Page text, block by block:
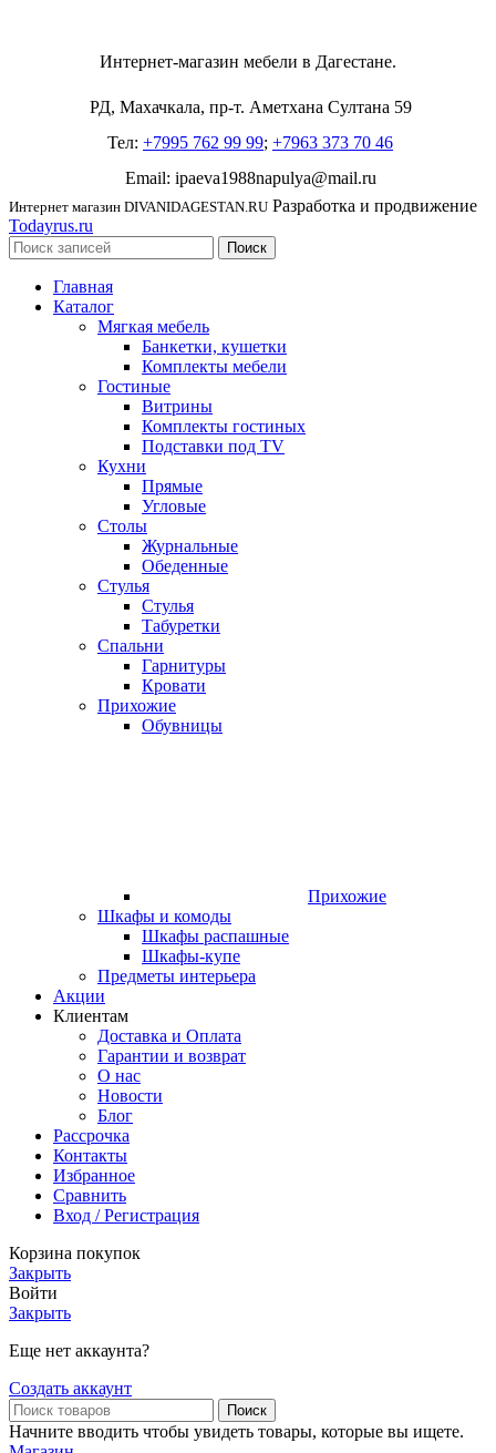
Интернет-магазин мебели в Дагестане.
РД, Махачкала, пр-т. Аметхана Султана 59
Тел: +7995 762 99 99; +7963 373 70 46
Email: ipaeva1988napulya@mail.ru
Интернет магазин DIVANIDAGESTAN.RU Разработка и продвижение
Todayrus.ru
Поиск
Главная
Каталог
Мягкая мебель
Банкетки, кушетки
Комплекты мебели
Гостиные
Витрины
Комплекты гостиных
Подставки под TV
Кухни
Прямые
Угловые
Столы
Журнальные
Обеденные
Стулья
Стулья
Табуретки
Спальни
Гарнитуры
Кровати
Прихожие
Обувницы
Прихожие
Шкафы и комоды
Шкафы распашные
Шкафы-купе
Предметы интерьера
Акции
Клиентам
Доставка и Оплата
Гарантии и возврат
О нас
Новости
Блог
Рассрочка
Контакты
Избранное
Сравнить
Вход / Регистрация
Корзина покупок
Закрыть
Войти
Закрыть
Еще нет аккаунта?
Создать аккаунт
Поиск
Начните вводить чтобы увидеть товары, которые вы ищете.